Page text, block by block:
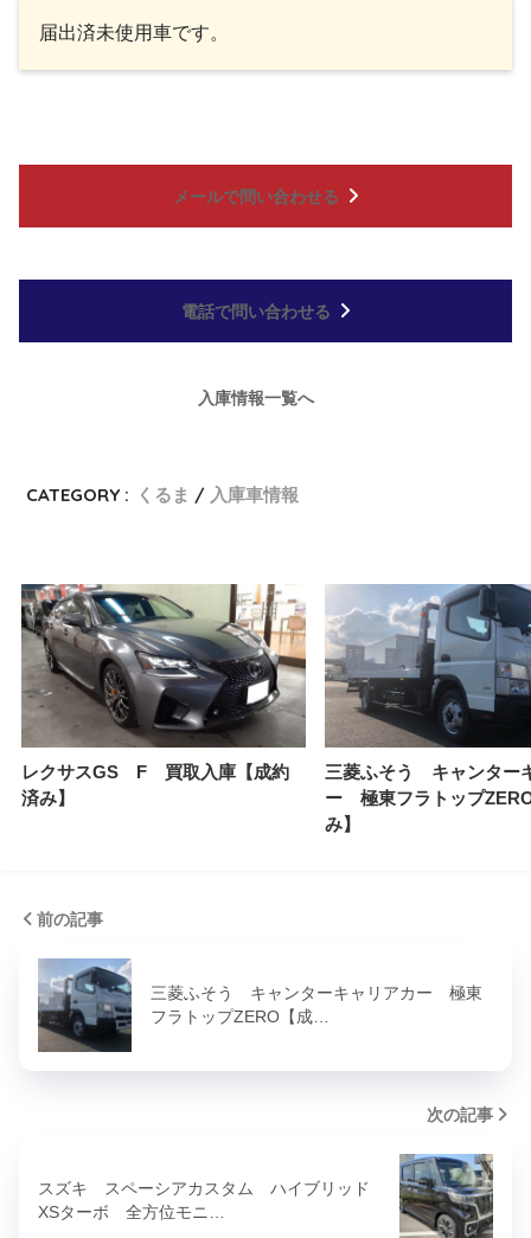
届出済未使用車です。
メールで問い合わせる
電話で問い合わせる
入庫情報一覧へ
CATEGORY : くるま 入庫車情報
レクサスGS F 買取入庫【成約
済み】
三菱ふそう キャンター
ー 極東フラトップ
み】
前の記事
三菱ふそう キャンターキャリアカー 極東
フラトップZERO【成…
次の記事
スズキ スペーシアカスタム ハイブリッド
XSターボ 全方位モニ…